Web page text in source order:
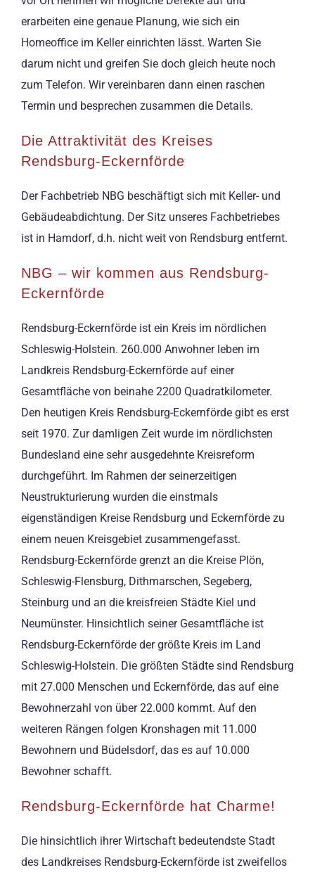
erarbeiten eine genaue Planung, wie sich ein
Homeoffice im Keller einrichten lässt. Warten Sie
darum nicht und greifen Sie doch gleich heute noch
zum Telefon. Wir vereinbaren dann einen raschen
Termin und besprechen zusammen die Details.
Die Attraktivität des Kreises
Rendsburg-Eckernförde
Der Fachbetrieb NBG beschäftigt sich mit Keller- und
Gebäudeabdichtung. Der Sitz unseres Fachbetriebes
ist in Hamdorf, d.h. nicht weit von Rendsburg entfernt.
NBG – wir kommen aus Rendsburg-
Eckernförde
Rendsburg-Eckernförde ist ein Kreis im nördlichen
Schleswig-Holstein. 260.000 Anwohner leben im
Landkreis Rendsburg-Eckernförde auf einer
Gesamtfläche von beinahe 2200 Quadratkilometer.
Den heutigen Kreis Rendsburg-Eckernförde gibt es erst
seit 1970. Zur damligen Zeit wurde im nördlichsten
Bundesland eine sehr ausgedehnte Kreisreform
durchgeführt. Im Rahmen der seinerzeitigen
Neustrukturierung wurden die einstmals
eigenständigen Kreise Rendsburg und Eckernförde zu
einem neuen Kreisgebiet zusammengefasst.
Rendsburg-Eckernförde grenzt an die Kreise Plön,
Schleswig-Flensburg, Dithmarschen, Segeberg,
Steinburg und an die kreisfreien Städte Kiel und
Neumünster. Hinsichtlich seiner Gesamtfläche ist
Rendsburg-Eckernförde der größte Kreis im Land
Schleswig-Holstein. Die größten Städte sind Rendsburg
mit 27.000 Menschen und Eckernförde, das auf eine
Bewohnerzahl von über 22.000 kommt. Auf den
weiteren Rängen folgen Kronshagen mit 11.000
Bewohnern und Büdelsdorf, das es auf 10.000
Bewohner schafft.
Rendsburg-Eckernförde hat Charme!
Die hinsichtlich ihrer Wirtschaft bedeutendste Stadt
des Landkreises Rendsburg-Eckernförde ist zweifellos